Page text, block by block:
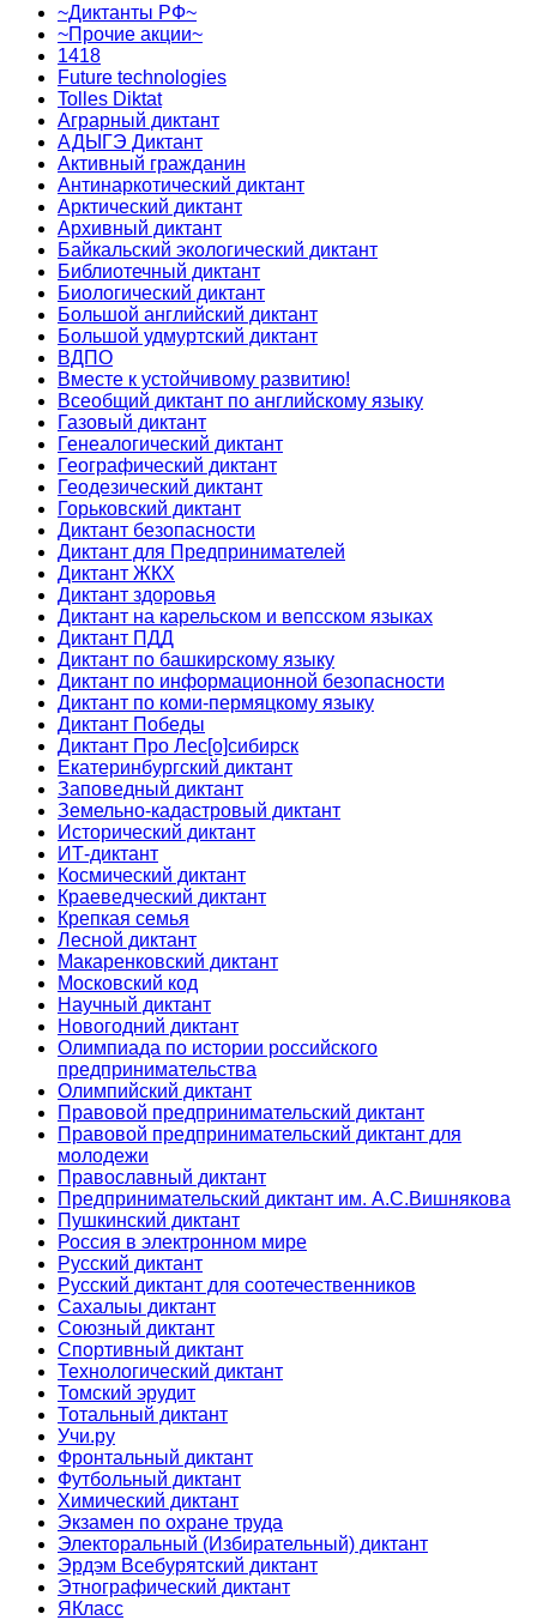
~Диктанты РФ~
~Прочие акции~
1418
Future technologies
Tolles Diktat
Аграрный диктант
АДЫГЭ Диктант
Активный гражданин
Антинаркотический диктант
Арктический диктант
Архивный диктант
Байкальский экологический диктант
Библиотечный диктант
Биологический диктант
Большой английский диктант
Большой удмуртский диктант
ВДПО
Вместе к устойчивому развитию!
Всеобщий диктант по английскому языку
Газовый диктант
Генеалогический диктант
Географический диктант
Геодезический диктант
Горьковский диктант
Диктант безопасности
Диктант для Предпринимателей
Диктант ЖКХ
Диктант здоровья
Диктант на карельском и вепсском языках
Диктант ПДД
Диктант по башкирскому языку
Диктант по информационной безопасности
Диктант по коми-пермяцкому языку
Диктант Победы
Диктант Про Лес[о]сибирск
Екатеринбургский диктант
Заповедный диктант
Земельно-кадастровый диктант
Исторический диктант
ИТ-диктант
Космический диктант
Краеведческий диктант
Крепкая семья
Лесной диктант
Макаренковский диктант
Московский код
Научный диктант
Новогодний диктант
Олимпиада по истории российского
предпринимательства
Олимпийский диктант
Правовой предпринимательский диктант
Правовой предпринимательский диктант для
молодежи
Православный диктант
Предпринимательский диктант им. А.С.Вишнякова
Пушкинский диктант
Россия в электронном мире
Русский диктант
Русский диктант для соотечественников
Сахалыы диктант
Союзный диктант
Спортивный диктант
Технологический диктант
Томский эрудит
Тотальный диктант
Учи.ру
Фронтальный диктант
Футбольный диктант
Химический диктант
Экзамен по охране труда
Электоральный (Избирательный) диктант
Эрдэм Всебурятский диктант
Этнографический диктант
ЯКласс